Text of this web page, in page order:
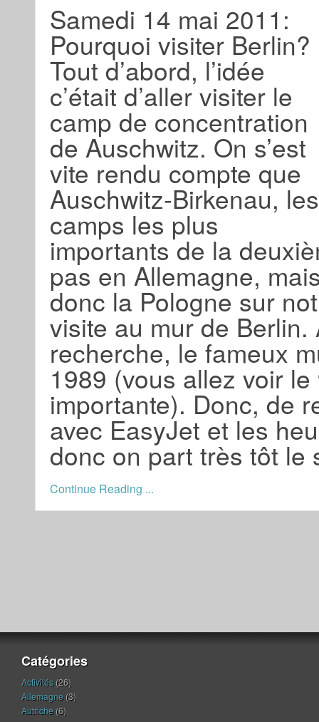
Samedi 14 mai 2011:
Pourquoi visiter Berlin?
Tout d’abord, l’idée
c’était d’aller visiter le
camp de concentration
de Auschwitz. On s’est
vite rendu compte que
Auschwitz-Birkenau, les
camps les plus
importants de la
pas en Allemagne,
donc la Pologne sur
visite au mur de
recherche, le fameux
1989 (vous allez voir
importante). Donc, de
avec EasyJet et les
donc on part très tôt
Continue Reading ...
Catégories
Activités (26)
Allemagne (3)
Autriche (6)